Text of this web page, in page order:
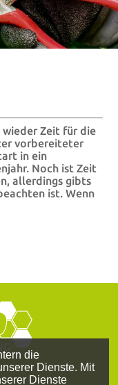
die
Dienste. Mit
Dienste
Zeit für die
vorbereiteter
in ein
Noch ist Zeit
allerdings gibts
ist. Wenn